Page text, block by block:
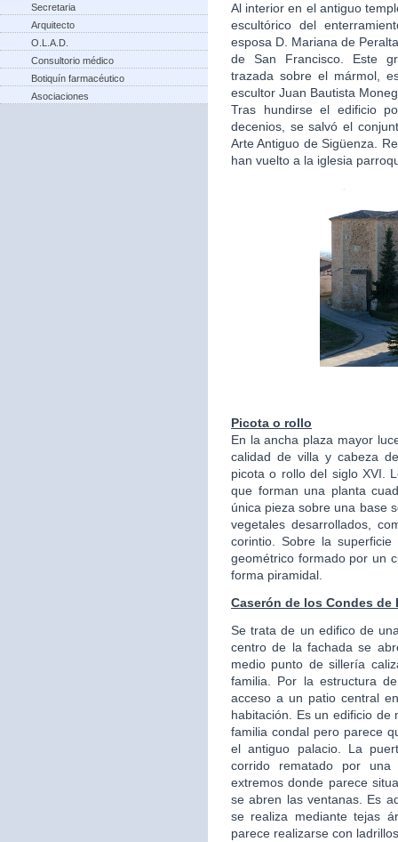
Secretaria
Arquitecto
O.L.A.D.
Consultorio médico
Botiquín farmacéutico
Asociaciones
Al interior en el antiguo
escultórico del
esposa D. Mariana de
de San Francisco. Este
trazada sobre el mármol,
escultor Juan Bautista
Tras hundirse el edificio
decenios, se salvó el
Arte Antiguo de Sigüenza.
han vuelto a la iglesia
Picota o rollo
En la ancha plaza mayor
calidad de villa y cabeza
picota o rollo del siglo XVI.
que forman una planta
única pieza sobre una base
vegetales desarrollados,
corintio. Sobre la
geométrico formado por un
forma piramidal.
Caserón de los Condes de
Se trata de un edifico de
centro de la fachada se
medio punto de sillería
familia. Por la estructura
acceso a un patio central
habitación. Es un edificio
familia condal pero parece
el antiguo palacio. La
corrido rematado por
extremos donde parece
se abren las ventanas. Es
se realiza mediante tejas
parece realizarse con